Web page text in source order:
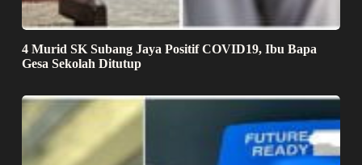
4 Murid SK Subang Jaya Positif COVID19, Ibu Bapa
Gesa Sekolah Ditutup